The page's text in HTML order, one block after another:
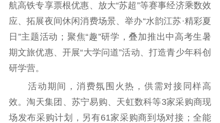
文化交流 体制改革
文化产业
紫金文化艺术节
品牌活动 紫艺舞台
精神文明
文明创建
先进典型
社会宣传
航高铁专享票根优惠、放大“苏超”等赛事经济乘数效
应、拓展夜间休闲消费场景、举办“水韵江苏·精彩夏
日”主题活动；聚焦“趣”研学，叠加推出中高考生暑
期文旅优惠、开展“大学问道”活动、打造青少年科创
研学营。
活动期间，消费氛围火热，供需对接同样高
效。淘天集团、苏宁易购、天虹数科等3家采购商现
场发布采购计划，另有61家采购商到场对接；全能